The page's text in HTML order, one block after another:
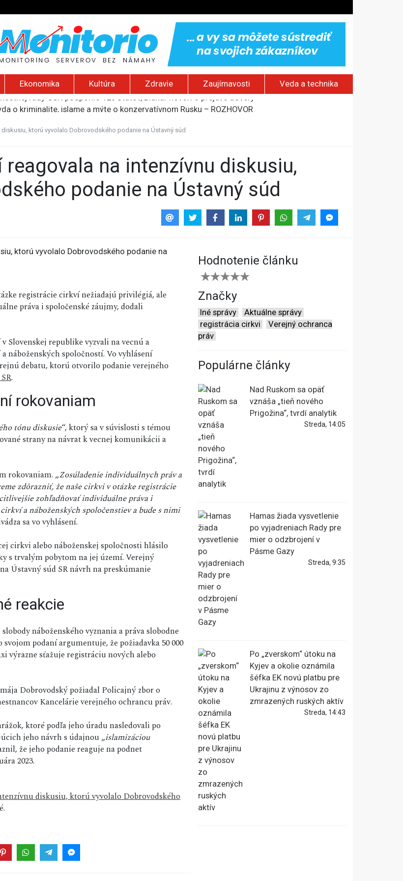
Ekonomika Kultúra Zdravie Zaujímavosti Veda a technika
o kriminalite, islame a mýte o konzervatívnom Rusku – ROZHOVOR
pomoc farmárom, ktorých postihla blokáda prístavov
ktorú vyvolalo Dobrovodského podanie na Ústavný súd
podanie na Ústavný súd
registrácie cirkví nežiadajú privilégiá, ale
práva i spoločenské záujmy, dodali
republike vyzvali na vecnú a
náboženských spoločností. Vo vyhlásení
debatu, ktorú otvorilo podanie verejného
.
rokovaniam
tónu diskusie“, ktorý sa v súvislosti s témou
strany na návrat k vecnej komunikácii a
rokovaniam. „Zosúladenie individuálnych práv a
zdôrazniť, že naše cirkvi v otázke registrácie
zohľadňovať individuálne práva i
a náboženských spoločenstiev a bude s nimi
sa vo vyhlásení.
cirkvi alebo náboženskej spoločnosti hlásilo
s trvalým pobytom na jej území. Verejný
Ústavný súd SR návrh na preskúmanie
reakcie
náboženského vyznania a práva slobodne
podaní argumentuje, že požiadavka 50 000
výrazne sťažuje registráciu nových alebo
Dobrovodský požiadal Policajný zbor o
Kancelárie verejného ochrancu práv.
ktoré podľa jeho úradu nasledovali po
jeho návrh s údajnou „islamizáciou
že jeho podanie reaguje na podnet
2023.
diskusiu, ktorú vyvolalo Dobrovodského
Hodnotenie článku
Značky
Iné správy
Aktuálne správy
registrácia cirkvi
Verejný ochranca
práv
Populárne články
Nad Ruskom sa opäť
vznáša „tieň nového
Prigožina“, tvrdí analytik
Streda, 14:05
Hamas žiada vysvetlenie
po vyjadreniach Rady pre
mier o odzbrojení v
Pásme Gazy
Streda, 9:35
Po „zverskom“ útoku na
Kyjev a okolie oznámila
šéfka EK novú platbu pre
Ukrajinu z výnosov zo
zmrazených ruských aktív
Streda, 14:43